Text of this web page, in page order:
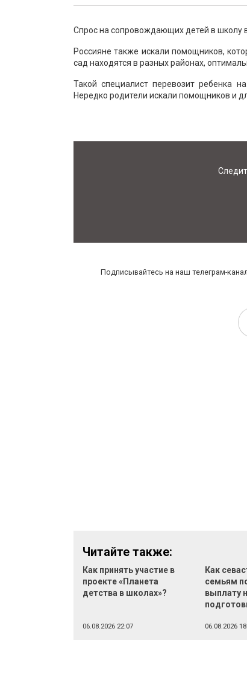
Спрос на сопровождающих детей в школу
Россияне также искали помощников,
сад находятся в разных районах,
Такой специалист перевозит ребенка
Нередко родители искали помощников и
Подписывайтесь на наш телеграм-канал
Читайте также:
Как принять участие в
проекте «Планета
детства в школах»?
06.08.2026 22:07
Как
семьям
выплату
06.08.2026